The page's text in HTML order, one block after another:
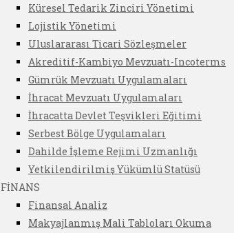
Küresel Tedarik Zinciri Yönetimi
Lojistik Yönetimi
Uluslararası Ticari Sözleşmeler
Akreditif-Kambiyo Mevzuatı-Incoterms
Gümrük Mevzuatı Uygulamaları
İhracat Mevzuatı Uygulamaları
İhracatta Devlet Teşvikleri Eğitimi
Serbest Bölge Uygulamaları
Dahilde İşleme Rejimi Uzmanlığı
Yetkilendirilmiş Yükümlü Statüsü
FİNANS
Finansal Analiz
Makyajlanmış Mali Tabloları Okuma